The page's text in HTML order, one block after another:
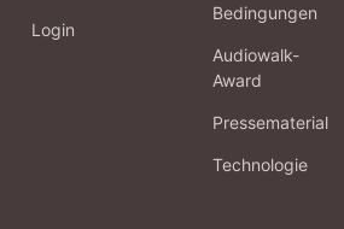
Login
Bedingungen
Audiowalk-
Award
Pressematerial
Technologie